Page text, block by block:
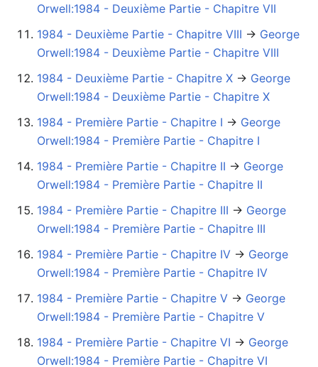
Orwell:1984 - Deuxième Partie - Chapitre VII
1984 - Deuxième Partie - Chapitre VIII →‎ George
Orwell:1984 - Deuxième Partie - Chapitre VIII
1984 - Deuxième Partie - Chapitre X →‎ George
Orwell:1984 - Deuxième Partie - Chapitre X
1984 - Première Partie - Chapitre I →‎ George
Orwell:1984 - Première Partie - Chapitre I
1984 - Première Partie - Chapitre II →‎ George
Orwell:1984 - Première Partie - Chapitre II
1984 - Première Partie - Chapitre III →‎ George
Orwell:1984 - Première Partie - Chapitre III
1984 - Première Partie - Chapitre IV →‎ George
Orwell:1984 - Première Partie - Chapitre IV
1984 - Première Partie - Chapitre V →‎ George
Orwell:1984 - Première Partie - Chapitre V
1984 - Première Partie - Chapitre VI →‎ George
Orwell:1984 - Première Partie - Chapitre VI